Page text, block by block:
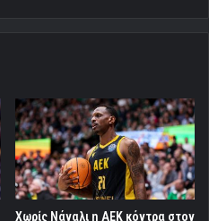
Χωρίς Νάναλι η ΑΕΚ κόντρα στον